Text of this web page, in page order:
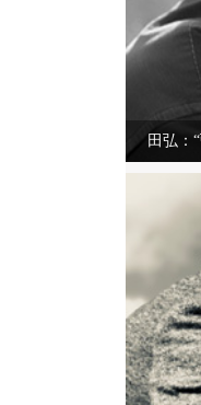
田弘：